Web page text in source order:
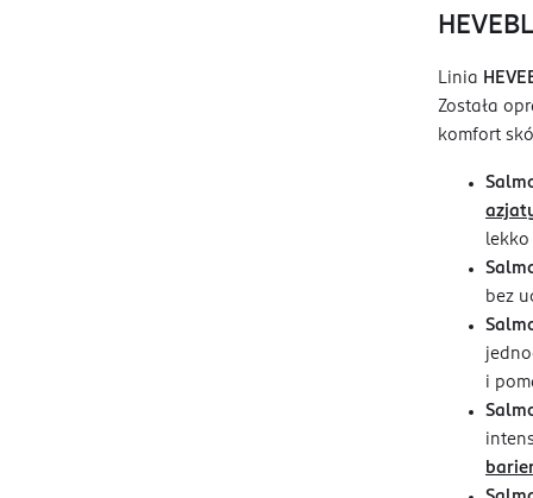
Linia
Została
komfort
lekko
bez
i